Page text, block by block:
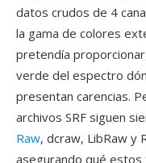
datos crudos de 4
la gama de colores
pretendía
verde del espectro
presentan carencias.
archivos SRF siguen
Raw, dcraw, LibRaw y
asegurando qué estos